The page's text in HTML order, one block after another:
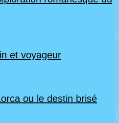
et voyageur
ou le destin brisé